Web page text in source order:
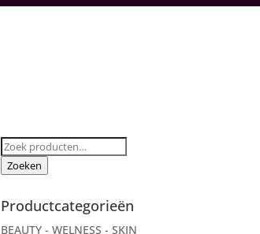
Zoeken
naar:
Zoeken
Productcategorieën
BEAUTY - WELNESS - SKIN